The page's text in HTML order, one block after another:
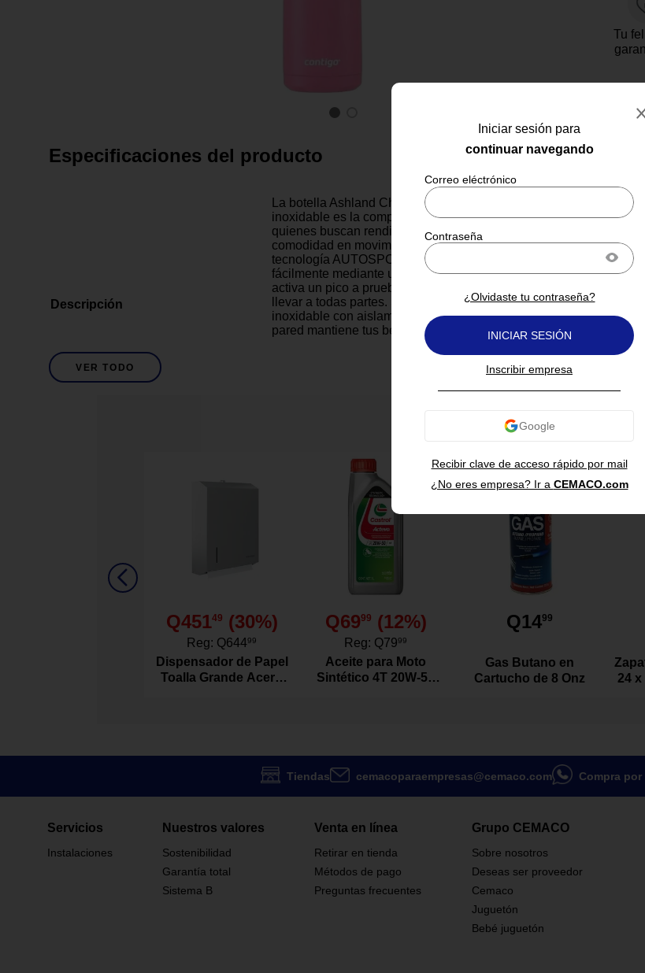
Iniciar sesión para
continuar navegando
Recibir clave de acceso rápido por mail
¿Olvidaste tu contraseña?
INICIAR SESIÓN
Inscribir empresa
¿No eres empresa? Ir a CEMACO.com
Tu
Especificaciones del producto
Descripción
La botella Ashland Chill 2.0 de acero
inoxidable es la compañera perfecta para
quienes buscan rendimiento térmico y
comodidad en movimiento. Equipada con la
tecnología AUTOSPOUT®, permite beber
fácilmente mediante un botón pulsador que
activa un pico a prueba de fugas, ideal para
llevar a todas partes. Su cuerpo de acero
inoxidable con aislamiento al vacío de doble
pared mantiene tus bebidas frías por hasta 24
horas o calientes por hasta 6, garantizando
frescura o calidez durante todo el día. La
cubierta del pico protege contra la suciedad, y
Acero inoxidable
Acero inoxidable de doble pared.
Mantiene frío 24 h y caliente 6 h.
Asa de transporte integrada.
Tapa apta para lavavajillas.
Contigo
Si
Evitar el uso en microondas y congelador,
temperatura.
VER TODO
También te puede interesar
Q45149 (30%)
Reg: Q64499
Dispensador de Papel
Toalla Grande Acero
Q6999 (12%)
Reg: Q7999
Aceite para Moto
Sintético 4T 20W-50
Q1499
Gas Butano en
Cartucho de 8 Onz
24
Tiendas cemacoparaempresas@cemaco.com Compra
Servicios
Instalaciones
Nuestros valores
Sostenibilidad
Garantía total
Sistema B
Venta en línea
Retirar en tienda
Métodos de pago
Preguntas frecuentes
Grupo CEMACO
Sobre nosotros
Deseas ser proveedor
Cemaco
Juguetón
Bebé juguetón